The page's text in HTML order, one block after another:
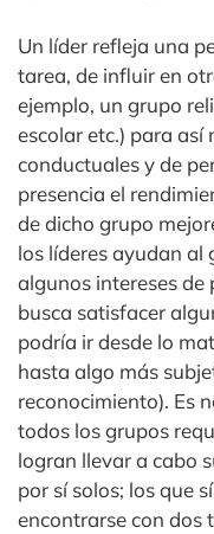
Un líder refleja una
tarea, de influir en
ejemplo, un grupo
escolar etc.) para
conductuales y de
presencia el
de dicho grupo
los líderes ayudan al
algunos intereses de
busca satisfacer
podría ir desde lo
hasta algo más
reconocimiento). Es
todos los grupos
logran llevar a cabo
por sí solos; los que
encontrarse con dos